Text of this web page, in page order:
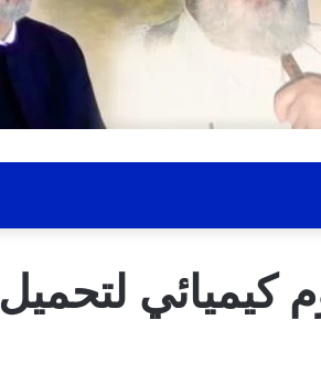
كيميائي لتحميل